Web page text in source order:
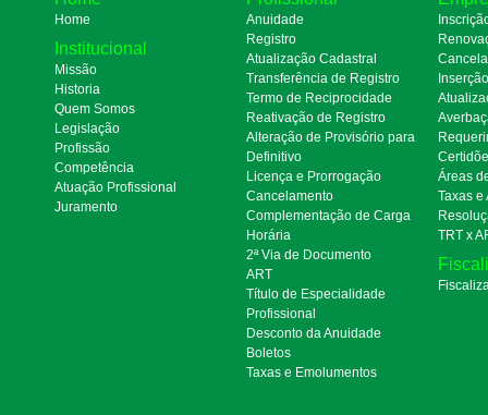
Home
Institucional
Missão
Historia
Quem Somos
Legislação
Profissão
Competência
Atuação Profissional
Juramento
Anuidade
Registro
Atualização Cadastral
Transferência de Registro
Termo de Reciprocidade
Reativação de Registro
Alteração de Provisório para
Definitivo
Licença e Prorrogação
Cancelamento
Complementação de Carga
Horária
2ª Via de Documento
ART
Título de Especialidade
Profissional
Desconto da Anuidade
Boletos
Taxas e Emolumentos
Áreas
Taxas e
TRT x